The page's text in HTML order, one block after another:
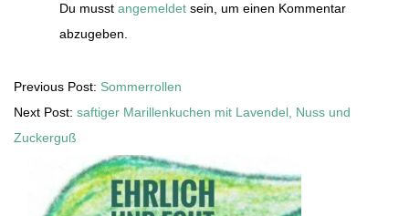
Du musst angemeldet sein, um einen Kommentar
abzugeben.
Previous Post: Sommerrollen
Next Post: saftiger Marillenkuchen mit Lavendel, Nuss und
Zuckerguß
Secondary
Sidebar